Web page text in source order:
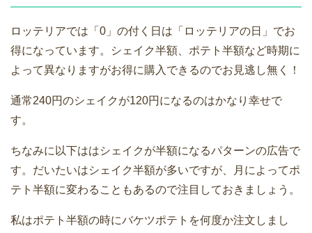
ロッテリアでは「0」の付く日は「ロッテリアの日」でお
得になっています。シェイク半額、ポテト半額など時期に
よって異なりますがお得に購入できるのでお見逃し無く！
通常240円のシェイクが120円になるのはかなり幸せで
す。
ちなみに以下ははシェイクが半額になるパターンの広告で
す。だいたいはシェイク半額が多いですが、月によってポ
テト半額に変わることもあるので注目しておきましょう。
私はポテト半額の時にバケツポテトを何度か注文しまし